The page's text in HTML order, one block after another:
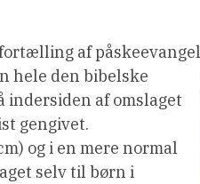
af
hele den bibelske
indersiden af omslaget
gengivet.
og i en mere normal
selv til børn i